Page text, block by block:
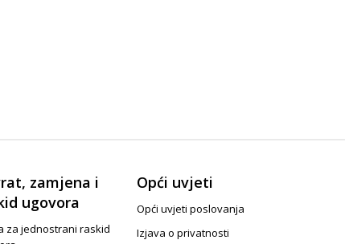
zamjena i
ugovora
za jednostrani raskid
Opći uvjeti
Opći uvjeti poslovanja
Izjava o privatnosti